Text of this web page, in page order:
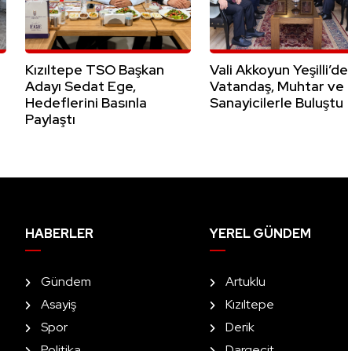
Kızıltepe TSO Başkan
Adayı Sedat Ege,
Hedeflerini Basınla
Paylaştı
Vali Akkoyun Yeşilli’de
Vatandaş, Muhtar ve
Sanayicilerle Buluştu
HABERLER
Gündem
Asayiş
Spor
YEREL GÜNDEM
Artuklu
Kızıltepe
Derik